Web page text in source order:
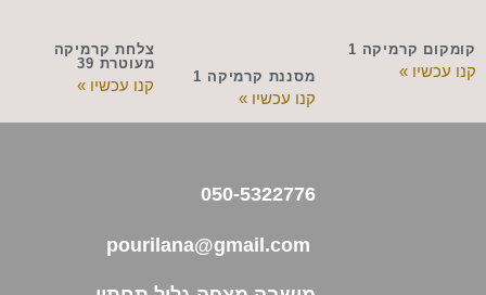
קומקום קרמיקה 1
קנו עכשיו » מסננת קרמיקה 1
קנו עכשיו »
צלחת קרמיקה
מעוטרת 39
קנו עכשיו »
050-5322776